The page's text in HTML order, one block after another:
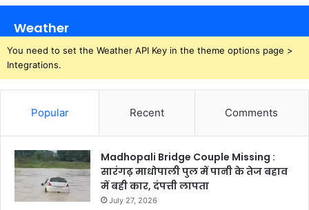
Weather
You need to set the Weather API Key in the theme options page >
Integrations.
Popular Recent Comments
Madhopali Bridge Couple Missing :
सारंगढ़ माधोपाली पुल में पानी के तेज बहाव
में बही कार, दंपत्ती लापता
July 27, 2026